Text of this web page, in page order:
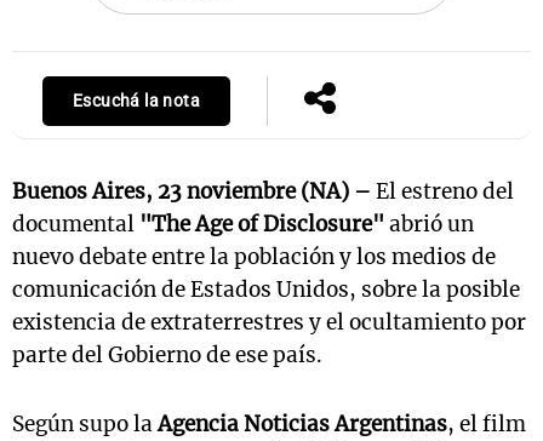
Escuchá la nota
Buenos Aires, 23 noviembre (NA) – El estreno del
documental "The Age of Disclosure" abrió un
nuevo debate entre la población y los medios de
comunicación de Estados Unidos, sobre la posible
existencia de extraterrestres y el ocultamiento por
parte del Gobierno de ese país.
Según supo laAgencia Noticias Argentinas, el film